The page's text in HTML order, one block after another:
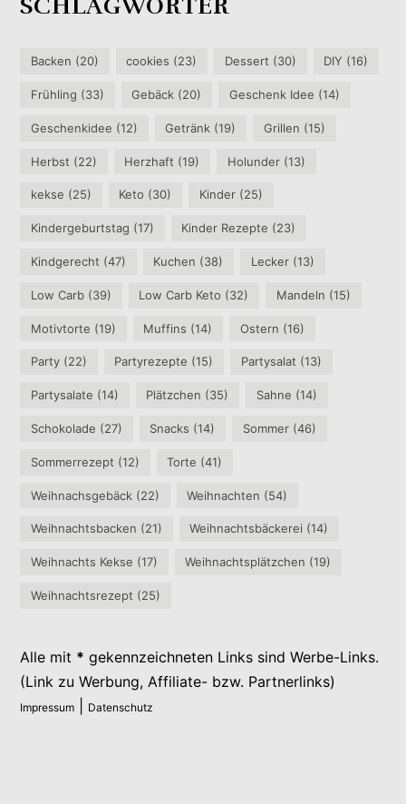
SCHLAGWÖRTER
Backen (20) cookies (23) Dessert (30) DIY (16)
Frühling (33) Gebäck (20) Geschenk Idee (14)
Geschenkidee (12) Getränk (19) Grillen (15)
Herbst (22) Herzhaft (19) Holunder(13)
kekse (25) Keto (30) Kinder(25)
Kindergeburtstag (17) Kinder Rezepte (23)
Kindgerecht (47) Kuchen (38) Lecker(13)
Low Carb (39) Low Carb Keto (32) Mandeln (15)
Motivtorte (19) Muffins (14) Ostern (16)
Party (22) Partyrezepte (15) Partysalat (13)
Partysalate (14) Plätzchen (35) Sahne (14)
Schokolade (27) Snacks (14) Sommer(46)
Sommerrezept (12) Torte (41)
Weihnachsgebäck (22) Weihnachten (54)
Weihnachtsbacken (21) Weihnachtsbäckerei (14)
Weihnachts Kekse (17) Weihnachtsplätzchen (19)
Weihnachtsrezept (25)
Alle mit * gekennzeichneten Links sind Werbe-Links.
(Link zu Werbung, Affiliate- bzw. Partnerlinks)
Impressum Datenschutz